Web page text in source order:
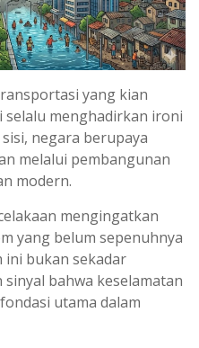
yang kian
selalu menghadirkan ironi
negara berupaya
melalui pembangunan
modern.
mengingatkan
yang belum sepenuhnya
ini bukan sekadar
bahwa keselamatan
utama dalam